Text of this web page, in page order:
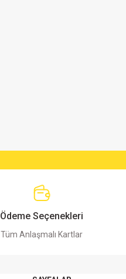
Ödeme Seçenekleri
Tüm Anlaşmalı Kartlar